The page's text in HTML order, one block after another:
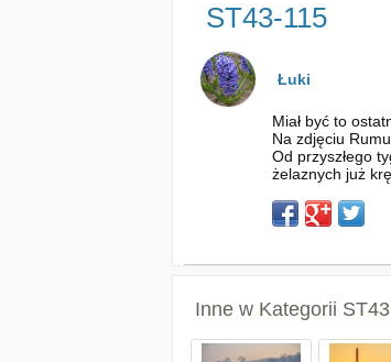
ST43-115
Łuki
Miał być to
Na zdjęciu
Od przyszłego
żelaznych już
Inne w Kategorii